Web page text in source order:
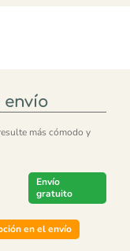
más cómodo y
Envío
gratuito
en el envío